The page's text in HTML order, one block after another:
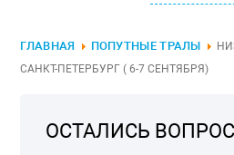
ГЛАВНАЯ ПОПУТНЫЕ ТРАЛЫ
САНКТ-ПЕТЕРБУРГ ( 6-7 СЕНТЯБРЯ)
ОСТАЛИСЬ